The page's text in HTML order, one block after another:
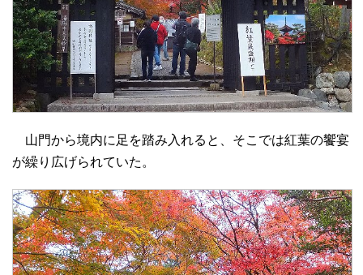
山門から境内に足を踏み入れると、そこでは紅葉の饗宴
が繰り広げられていた。